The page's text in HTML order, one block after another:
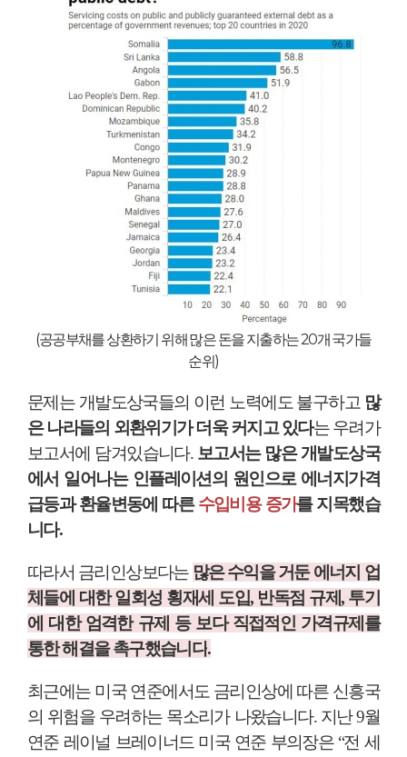
(공공부채를 상환하기 위해 많은 돈을 지출하는20개 국가들
순위)
문제는 개발도상국들의 이런 노력에도 불구하고 많
은 나라들의 외환위기가 더욱 커지고 있다는 우려가
보고서에 담겨있습니다. 보고서는 많은 개발도상국
에서 일어나는 인플레이션의 원인으로 에너지가격
급등과 환율변동에 따른수입비용 증가를 지목했습
니다.
따라서 금리인상보다는 많은 수익을 거둔 에너지 업
체들에 대한 일회성 횡재세 도입, 반독점 규제, 투기
에 대한 엄격한 규제 등 보다 직접적인 가격규제를
통한 해결을 촉구했습니다.
최근에는 미국 연준에서도 금리인상에 따른 신흥국
의 위험을 우려하는 목소리가 나왔습니다. 지난9월
연준 레이널 브레이너드 미국 연준 부의장은 “전 세